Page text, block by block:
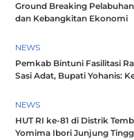
Ground Breaking
dan Kebangkitan Ekonomi
NEWS
Pemkab Bintuni Fasilitasi
Sasi Adat, Bupati Yohanis:
NEWS
HUT RI ke-81 di Distrik
Yomima Ibori Junjung